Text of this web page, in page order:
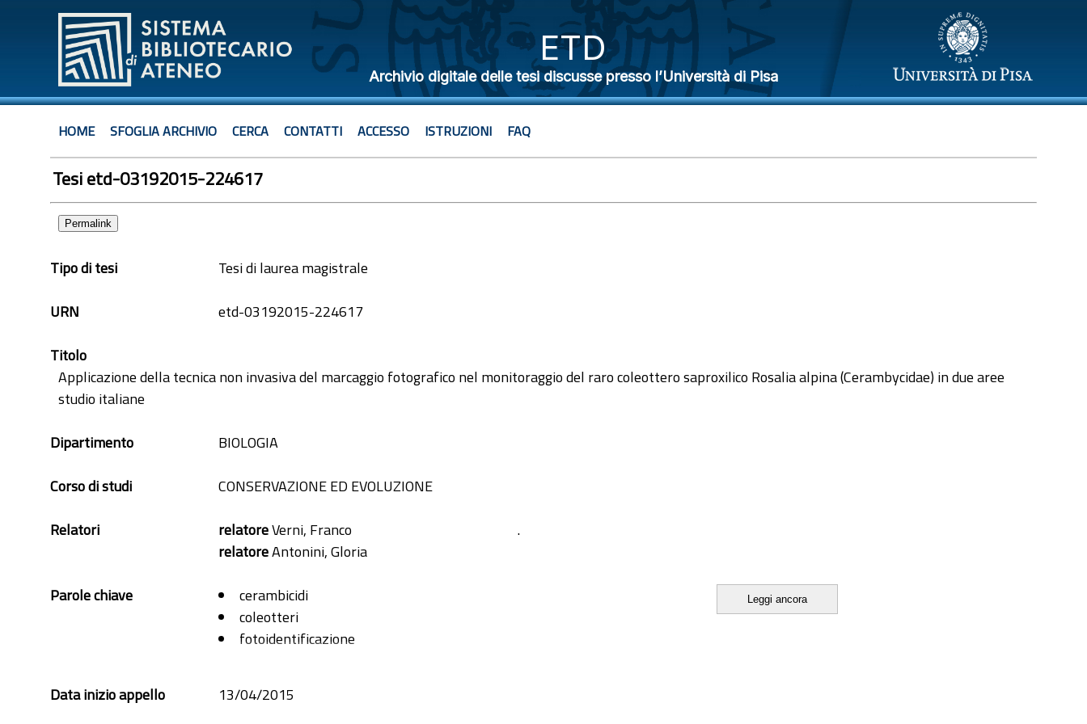
ETD
Archivio digitale delle tesi discusse presso l’Università di Pisa
HOME SFOGLIA ARCHIVIO CERCA CONTATTI ACCESSO ISTRUZIONI FAQ
Tesi etd-03192015-224617
Permalink
Tipo di tesi
Tesi di laurea magistrale
URN
etd-03192015-224617
Titolo
Applicazione della tecnica non invasiva del marcaggio fotografico nel monitoraggio del raro coleottero saproxilico Rosalia alpina (Cerambycidae) in due aree
studio italiane
Dipartimento
BIOLOGIA
Corso di studi
CONSERVAZIONE ED EVOLUZIONE
Relatori
.
relatoreVerni, Franco
relatoreAntonini, Gloria
Parole chiave
cerambicidi
coleotteri
fotoidentificazione
saproxilici
Leggi ancora
Data inizio appello
13/04/2015